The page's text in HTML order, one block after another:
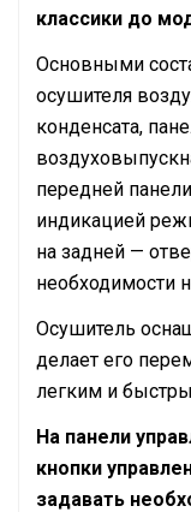
классики до
Основными
осушителя
конденсата,
передней
индикацией
на задней —
необходимости
Осушитель
делает его
легким и
На панели
кнопки
задавать